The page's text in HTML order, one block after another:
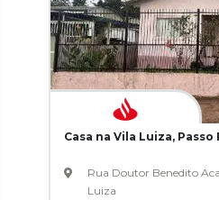
Casa na Vila Luiza, Passo
Rua Doutor Benedito
Luiza